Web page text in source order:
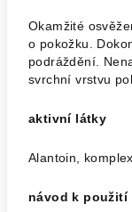
Okamžité
o pokožku.
podráždění.
svrchní vrstvu
aktivní látky
Alantoin,
návod k použití